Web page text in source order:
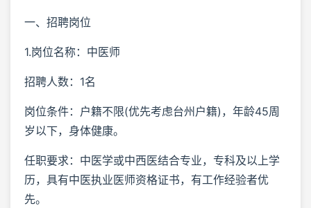
一、招聘岗位
1.岗位名称：中医师
招聘人数：1名
岗位条件：户籍不限(优先考虑台州户籍)，年龄45周
岁以下，身体健康。
任职要求：中医学或中西医结合专业，专科及以上学
历，具有中医执业医师资格证书，有工作经验者优
先。